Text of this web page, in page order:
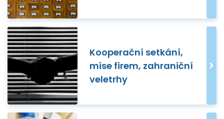
Kooperační setkání,
mise firem, zahraniční
veletrhy